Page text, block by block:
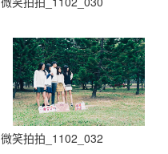
微笑拍拍_1102_032